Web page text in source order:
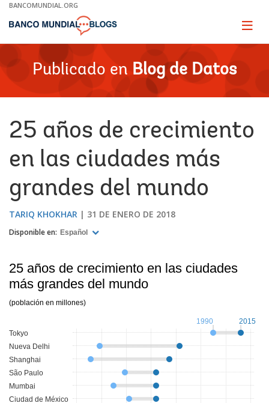
Skip
Main
BANCOMUNDIAL.ORG
Page
Publicado en Blog de Datos
25 años de crecimiento
en las ciudades más
grandes del mundo
TARIQ KHOKHAR 31 DE ENERO DE 2018
Disponible en: Español